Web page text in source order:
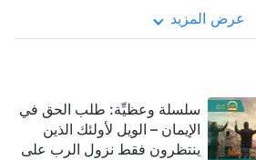
عرض المزيد
سلسلة وعظيِّة: طلب الحق في
الإيمان – الويل لأولئك الذين
ينتظرون فقط نزول الرب على